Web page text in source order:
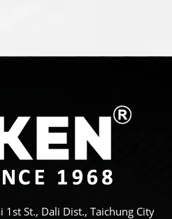
1st St., Dali Dist., Taichung City